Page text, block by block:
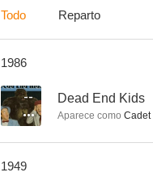
Nancy Drew - Detective
Todo Reparto
1986
-- Dead End Kids
Aparece como Cadet
1949